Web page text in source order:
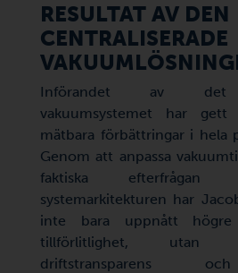
RESULTAT AV DEN
CENTRALISERADE
Införandet av det
vakuumsystemet har gett
mätbara förbättringar i hela
Genom att anpassa
faktiska efterfrågan
systemarkitekturen har
inte bara uppnått
tillförlitlighet, utan
driftstransparens